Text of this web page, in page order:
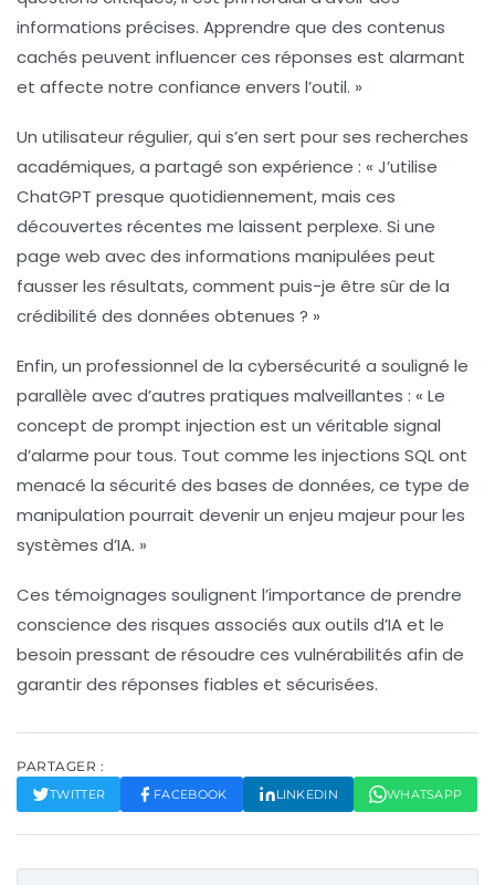
informations précises. Apprendre que des contenus
cachés peuvent influencer ces réponses est alarmant
et affecte notre confiance envers l’outil. »
Un utilisateur régulier, qui s’en sert pour ses recherches
académiques, a partagé son expérience : « J’utilise
ChatGPT presque quotidiennement, mais ces
découvertes récentes me laissent perplexe. Si une
page web avec des informations manipulées peut
fausser les résultats, comment puis-je être sûr de la
crédibilité des données obtenues ? »
Enfin, un professionnel de la cybersécurité a souligné le
parallèle avec d’autres pratiques malveillantes : « Le
concept de prompt injection est un véritable signal
d’alarme pour tous. Tout comme les injections SQLont
menacé la sécurité des bases de données, ce type de
manipulation pourrait devenir un enjeu majeur pour les
systèmes d’IA. »
Ces témoignages soulignent l’importance de prendre
conscience des risques associés aux outils d’IA et le
besoin pressant de résoudre ces vulnérabilités afin de
garantir des réponses fiables et sécurisées.
PARTAGER :
TWITTER FACEBOOK LINKEDIN WHATSAPP